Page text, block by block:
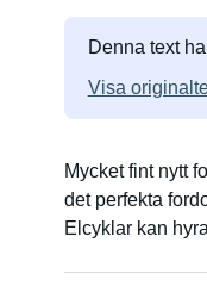
Denna text
Visa
Mycket fint nytt
det perfekta
Elcyklar kan